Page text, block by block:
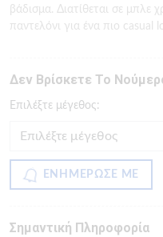
βάδισμα. Διατίθεται σε
παντελόνι για ένα πιο casual
Δεν Βρίσκετε Το
Eπιλέξτε μέγεθος:
ΕΝΗΜΕΡΩΣΕ ΜΕ
Σημαντική Πληροφορία